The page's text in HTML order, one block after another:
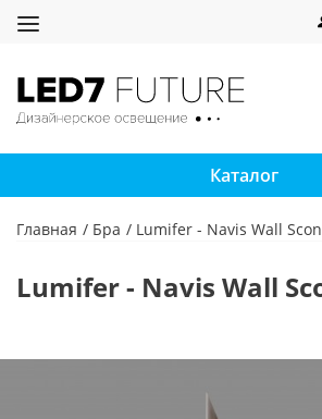
Toggle
Каталог
Главная Бра Lumifer - Navis Wall
Lumifer - Navis Wall